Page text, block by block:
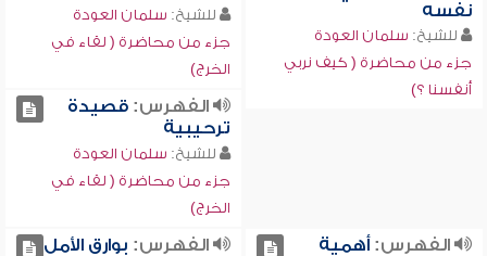
نفسه
للشيخ: سلمان العودة
جزء من محاضرة ( كيف نربي
أنفسنا ؟)
للشيخ: سلمان العودة
جزء من محاضرة ( لقاء في
الخرج)
الفهرس:قصيدة
ترحيبية
للشيخ: سلمان العودة
جزء من محاضرة ( لقاء في
الخرج)
الفهرس:أهمية
الفهرس: بوارق الأمل